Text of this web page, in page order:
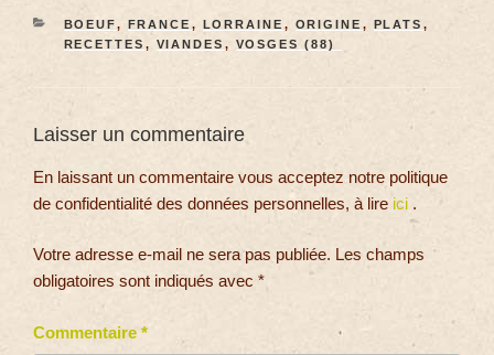
BOEUF, FRANCE , LORRAINE , ORIGINE , PLATS ,
RECETTES , VIANDES , VOSGES (88)
Laisser un commentaire
En laissant un commentaire vous acceptez notre politique
de confidentialité des données personnelles, à lire ici .
Votre adresse e-mail ne sera pas publiée. Les champs
obligatoires sont indiqués avec *
Commentaire *